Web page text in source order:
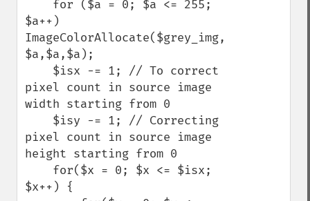
$a++)
ImageColorAllocate($grey_img,
$a,$a,$a);
pixel count in source image
width starting from 0
pixel count in source image
height starting from 0
$x++) {